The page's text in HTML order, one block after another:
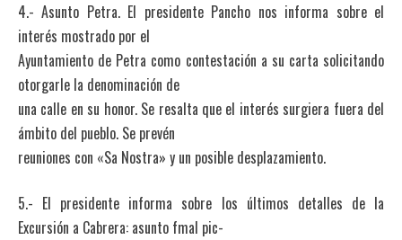
4.- Asunto Petra. El presidente Pancho nos informa sobre el
interés mostrado por el
Ayuntamiento de Petra como contestación a su carta solicitando
otorgarle la denominación de
una calle en su honor. Se resalta que el interés surgiera fuera del
ámbito del pueblo. Se prevén
reuniones con «Sa Nostra» y un posible desplazamiento.
5.- El presidente informa sobre los últimos detalles de la
Excursión a Cabrera: asunto fmal pic-